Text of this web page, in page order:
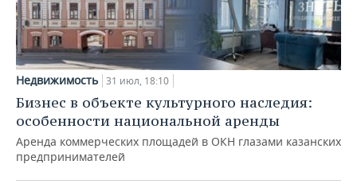
Недвижимость 31 июл, 18:10
Бизнес в объекте культурного наследия:
особенности национальной аренды
Аренда коммерческих площадей в ОКН глазами казанских
предпринимателей